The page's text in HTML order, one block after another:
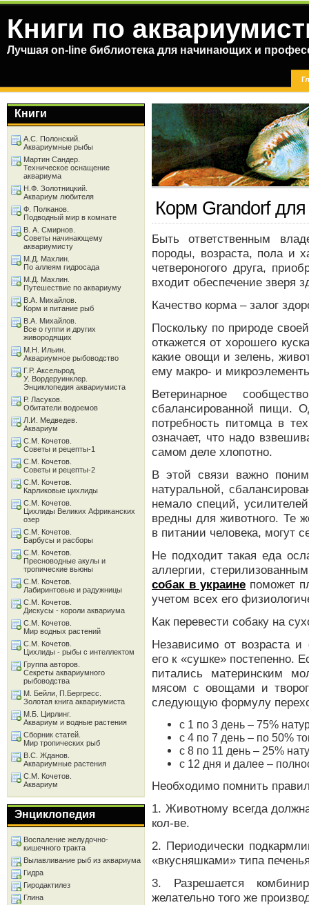
Книги по
Лучшая on-line библиотека для начинающих и
Корм Grandorf для
Быть ответственным
породы, возраста, пола и
четвероногого друга,
входит обеспечение зверя
Качество корма – залог
Поскольку по природе
откажется от хорошего
какие овощи и зелень,
ему макро- и
Ветеринарное
сбалансированной пищи.
потребность питомца в
означает, что надо
самом деле хлопотно.
В этой связи важно
натуральной,
немало специй,
вредны для животного. Те
в питании человека, могут
Не подходит такая еда
аллергии,
собак в украине поможет
учетом всех его
Как перевести собаку на
Независимо от возраста и
его к «сушке» постепенно.
питались материнским
мясом с овощами и
следующую формулу
с 1 по 3 день – 75%
с 4 по 7 день – по 50%
с 8 по 11 день – 25%
с 12 дня и далее –
Необходимо помнить
1. Животному всегда
кол-ве.
2. Периодически
«вкусняшками» типа
3. Разрешается
желательно того же
Книги
А.С. Полонский.
Аквариумные рыбы
Мартин Сандер.
Техническое оснащение
аквариума
Н.Ф. Золотницкий.
Аквариум любителя
Ф. Полканов.
Подводный мир в комнате
В. А. Смирнов.
Советы начинающему
аквариумисту
М.Д. Махлин.
По аллеям гидросада
М.Д. Махлин.
Путешествие по аквариуму
В.А. Михайлов.
Корм и питание рыб
В.А. Михайлов.
Все о гуппи и других
живородящих
М.Н. Ильин.
Аквариумное рыбоводство
Г.Р. Аксельрод,
У. Вордеруинклер.
Энциклопедия аквариумиста
Р. Ласуков.
Обитатели водоемов
Л.И. Медведев.
Аквариум
С.М. Кочетов.
Советы и рецепты-1
С.М. Кочетов.
Советы и рецепты-2
С.М. Кочетов.
Карликовые цихлиды
С.М. Кочетов.
Цихлиды Великих Африканских
озер
С.М. Кочетов.
Барбусы и расборы
С.М. Кочетов.
Пресноводные акулы и
тропические вьюны
С.М. Кочетов.
Лабиринтовые и радужницы
С.М. Кочетов.
Дискусы - короли аквариума
С.М. Кочетов.
Мир водных растений
С.М. Кочетов.
Цихлиды - рыбы с интеллектом
Группа авторов.
Секреты аквариумного
рыбоводства
М. Бейли, П.Бергресс.
Золотая книга аквариумиста
М.Б. Цирлинг.
Аквариум и водные растения
Сборник статей.
Мир тропических рыб
В.С. Жданов.
Аквариумные растения
С.М. Кочетов.
Аквариум
Энциклопедия
Воспаление желудочно-
кишечного тракта
Вылавливание рыб из аквариума
Гидра
Гиродактилез
Глина